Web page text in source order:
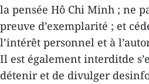
la pensée Hô Chi Minh ; ne
preuve d’exemplarité ; et
l’intérêt personnel et à
Il est également interditde
détenir et de divulger